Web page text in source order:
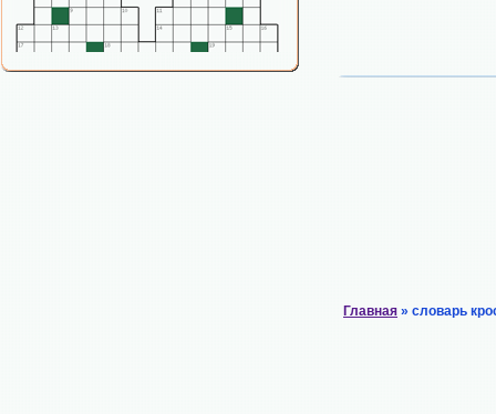
Главная » словарь